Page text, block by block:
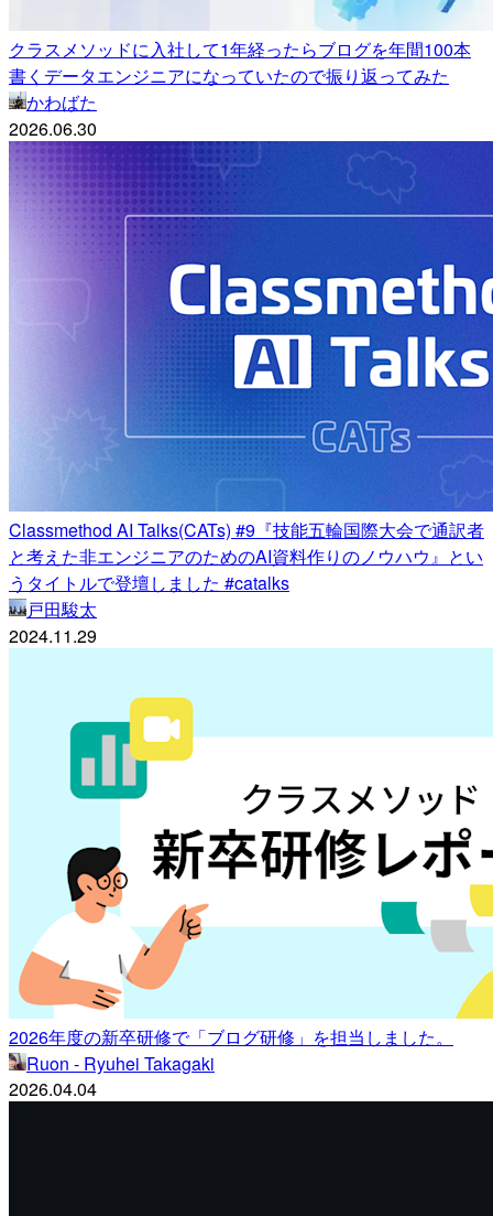
クラスメソッドに入社して1年経ったらブログを年間100本
書くデータエンジニアになっていたので振り返ってみた
かわばた
2026.06.30
Classmethod AI Talks(CATs) #9『技能五輪国際大会で通訳者
と考えた非エンジニアのためのAI資料作りのノウハウ』とい
うタイトルで登壇しました #catalks
戸田駿太
2024.11.29
2026年度の新卒研修で「ブログ研修」を担当しました。
Ruon - Ryuhei Takagaki
2026.04.04